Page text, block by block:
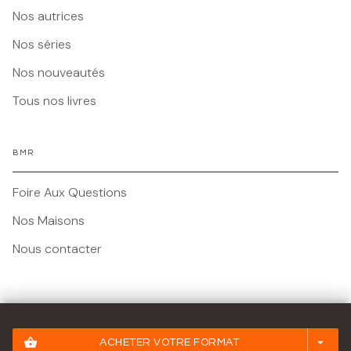
shopping_basket ACHETER VOTRE FORMAT arrow_drop_down
Nos autrices
Nos séries
Nos nouveautés
Tous nos livres
BMR
Foire Aux Questions
Nos Maisons
Nous contacter
Mentions légales